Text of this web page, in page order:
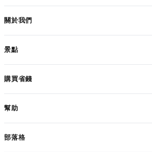
關於我們
景點
購買省錢
幫助
部落格